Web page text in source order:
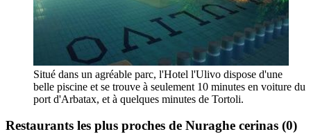
Situé dans un agréable parc, l'Hotel l'Ulivo dispose d'une
belle piscine et se trouve à seulement 10 minutes en voiture du
port d'Arbatax, et à quelques minutes de Tortoli.
Restaurants les plus proches de Nuraghe cerinas (0)